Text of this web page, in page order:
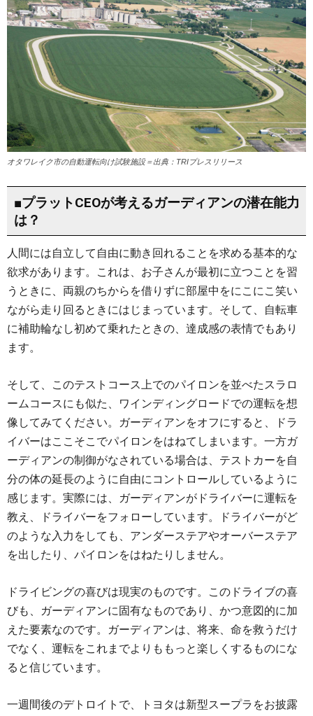
オタワレイク市の自動運転向け試験施設＝出典：TRIプレスリリース
■プラットCEOが考えるガーディアンの潜在能力
は？
人間には自立して自由に動き回れることを求める基本的な
欲求があります。これは、お子さんが最初に立つことを習
うときに、両親のちからを借りずに部屋中をにこにこ笑い
ながら走り回るときにはじまっています。そして、自転車
に補助輪なし初めて乗れたときの、達成感の表情でもあり
ます。
そして、このテストコース上でのパイロンを並べたスラロ
ームコースにも似た、ワインディングロードでの運転を想
像してみてください。ガーディアンをオフにすると、ドラ
イバーはここそこでパイロンをはねてしまいます。一方ガ
ーディアンの制御がなされている場合は、テストカーを自
分の体の延長のように自由にコントロールしているように
感じます。実際には、ガーディアンがドライバーに運転を
教え、ドライバーをフォローしています。ドライバーがど
のような入力をしても、アンダーステアやオーバーステア
を出したり、パイロンをはねたりしません。
ドライビングの喜びは現実のものです。このドライブの喜
びも、ガーディアンに固有なものであり、かつ意図的に加
えた要素なのです。ガーディアンは、将来、命を救うだけ
でなく、運転をこれまでよりももっと楽しくするものにな
ると信じています。
一週間後のデトロイトで、トヨタは新型スープラをお披露